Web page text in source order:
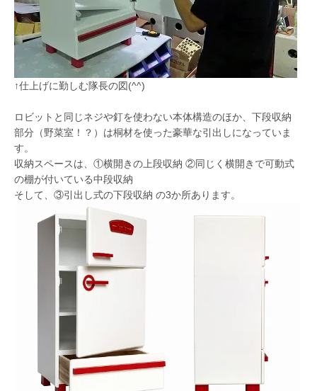
↑仕上げに勤しむ隊長の図(^^)
ロビットと同じネジや釘を使わない本体構造のほか、下段収納
部分（野菜室！？）は桐材を使った豪華な引出しになっていま
す。
収納スペースは、①横開きの上段収納 ②同じく横開きで可動式
の棚が付いている中段収納
そして、③引出し式の下段収納 の3か所あります。